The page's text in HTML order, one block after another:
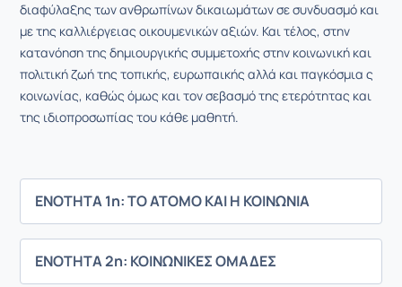
διαφύλαξης των ανθρωπίνων δικαιωμάτων σε συνδυασμό και
με της καλλιέργειας οικουμενικών αξιών. Και τέλος, στην
κατανόηση της δημιουργικής συμμετοχής στην κοινωνική και
πολιτική ζωή της τοπικής, ευρωπαικής αλλά και παγκόσμια ς
κοινωνίας, καθώς όμως και τον σεβασμό της ετερότητας και
της ιδιοπροσωπίας του κάθε μαθητή.
ΕΝΟΤΗΤΑ 1η: ΤΟ ΑΤΟΜΟ ΚΑΙ Η ΚΟΙΝΩΝΙΑ
ΕΝΟΤΗΤΑ 2η: ΚΟΙΝΩΝΙΚΕΣ ΟΜΑΔΕΣ